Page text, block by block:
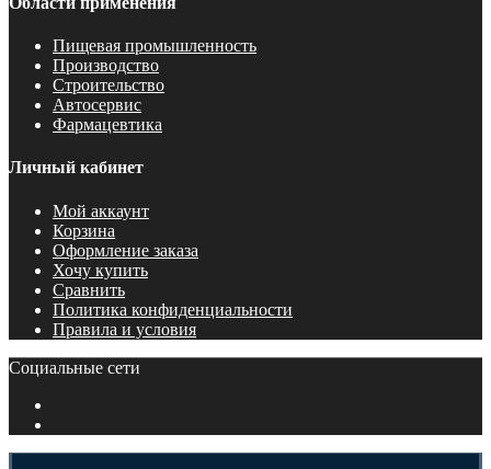
Пищевая промышленность
Производство
Строительство
Автосервис
Фармацевтика
Личный кабинет
Мой аккаунт
Корзина
Оформление заказа
Хочу купить
Сравнить
Политика конфиденциальности
Правила и условия
Социальные сети